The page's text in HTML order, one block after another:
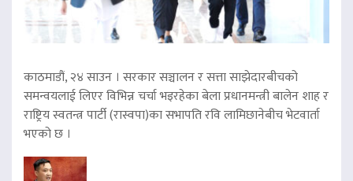
काठमाडौं, २४ साउन । सरकार सञ्चालन र सत्ता साझेदारबीचको
समन्वयलाई लिएर विभिन्न चर्चा भइरहेका बेला प्रधानमन्त्री बालेन शाह र
राष्ट्रिय स्वतन्त्र पार्टी (रास्वपा)का सभापति रवि लामिछानेबीच भेटवार्ता
भएको छ ।